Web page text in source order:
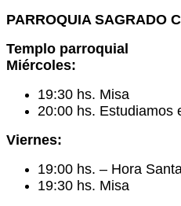
PARROQUIA SAGRADO
Templo parroquial
Miércoles:
19:30 hs. Misa
20:00 hs. Estudiamos
Viernes:
19:00 hs. – Hora
19:30 hs. Misa